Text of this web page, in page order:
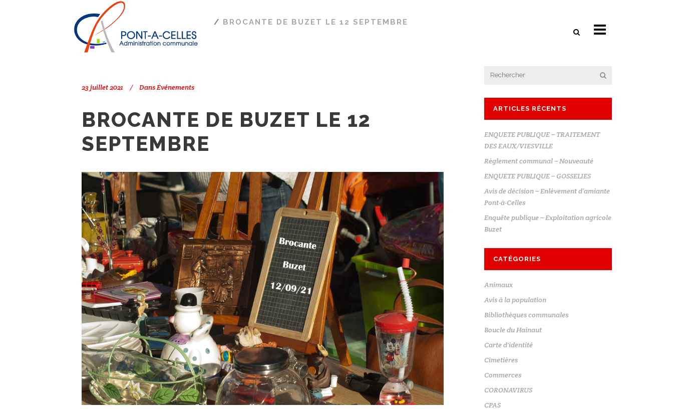
PONT-À-CELLES / BROCANTE DE BUZET LE 12 SEPTEMBRE
23 juillet 2021 DansÉvénements
BROCANTE DE BUZET LE 12
SEPTEMBRE
ARTICLES RÉCENTS
ENQUETE PUBLIQUE – TRAITEMENT
DES EAUX/VIESVILLE
Règlement communal – Nouveauté
ENQUETE PUBLIQUE – GOSSELIES
Avis de décision – Enlèvement d’amiante
Pont-à-Celles
Enquête publique – Exploitation agricole
Buzet
CATÉGORIES
Animaux
Avis à la population
Bibliothèques communales
Boucle du Hainaut
Carte d'identité
Cimetières
Commerces
CORONAVIRUS
CPAS